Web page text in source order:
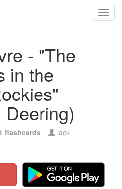
- "The
in the
Deering)
flashcards lack